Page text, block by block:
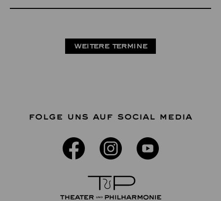
WEITERE TERMINE
FOLGE UNS AUF SOCIAL MEDIA